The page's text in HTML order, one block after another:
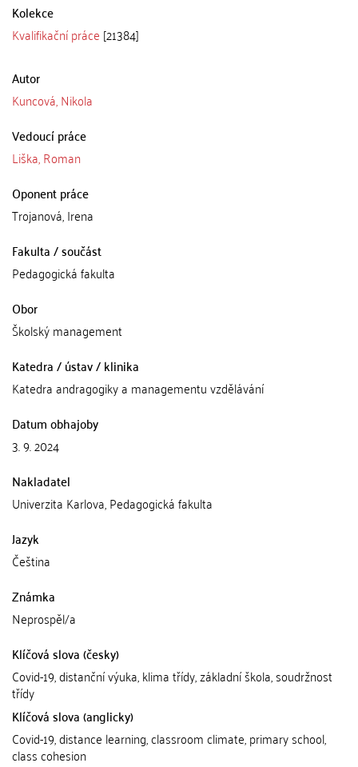
Kolekce
Kvalifikační práce [21384]
Autor
Kuncová, Nikola
Vedoucí práce
Liška, Roman
Oponent práce
Trojanová, Irena
Fakulta / součást
Pedagogická fakulta
Obor
Školský management
Katedra / ústav / klinika
Katedra andragogiky a managementu vzdělávání
Datum obhajoby
3. 9. 2024
Nakladatel
Univerzita Karlova, Pedagogická fakulta
Jazyk
Čeština
Známka
Neprospěl/a
Klíčová slova (česky)
Covid-19, distanční výuka, klima třídy, základní škola, soudržnost
třídy
Klíčová slova (anglicky)
Covid-19, distance learning, classroom climate, primary school,
class cohesion